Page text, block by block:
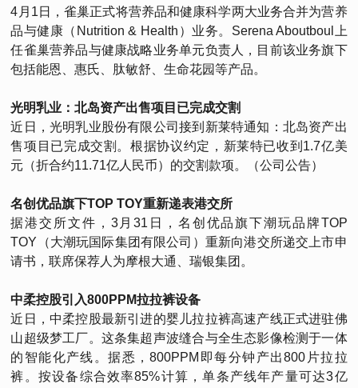
4月1日，雀巢正式将营养品和健康科学两大业务合并为营养
品与健康（Nutrition & Health）业务。Serena Aboutboul上
任雀巢营养品与健康战略业务单元负责人，目前该业务旗下
包括能恩、惠氏、肽敏舒、生命花园等产品。
光明乳业：北岛资产出售项目已完成交割
近日，光明乳业股份有限公司接到新莱特通知：北岛资产出
售项目已完成交割。根据协议约定，新莱特已收到1.7亿美
元（折合约11.71亿人民币）的交割款项。（公司公告）
名创优品旗下TOP TOY重新递表港交所
据港交所文件，3月31日，名创优品旗下潮玩品牌TOP
TOY（大潮玩国际集团有限公司）重新向港交所递交上市申
请书，联席保荐人为摩根大通、瑞银集团。
中柔控股引入800PPM拉拉裤设备
近日，中柔控股最新引进的婴儿拉拉裤高速产线正式进驻佛
山超级梦工厂。这条集超声波缝合与全生态影像检测于一体
的智能化产线。据悉，800PPM即每分钟产出800片拉拉
裤。按设备综合效率85%计算，单条产线年产量可达3亿